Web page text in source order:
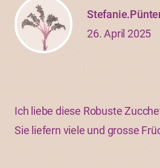
26. April 2025
Ich liebe diese Robuste
Sie liefern viele und grosse